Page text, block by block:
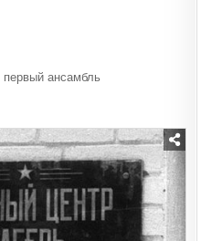
первый ансамбль